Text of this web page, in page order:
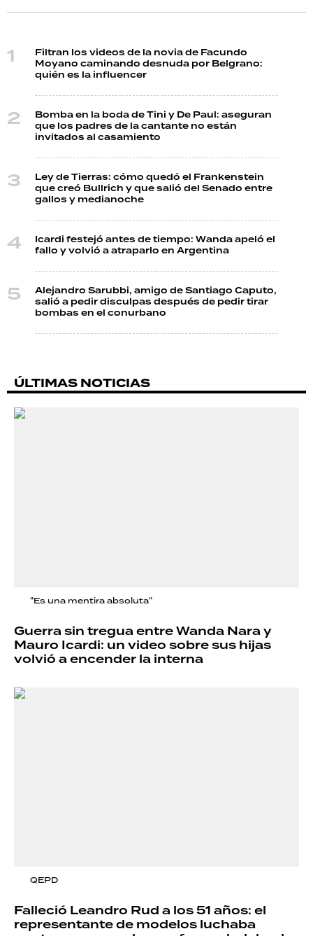
Filtran los videos de la novia de Facundo
Moyano caminando desnuda por Belgrano:
quién es la influencer
Bomba en la boda de Tini y De Paul: aseguran
que los padres de la cantante no están
invitados al casamiento
Ley de Tierras: cómo quedó el Frankenstein
que creó Bullrich y que salió del Senado entre
gallos y medianoche
Icardi festejó antes de tiempo: Wanda apeló el
fallo y volvió a atraparlo en Argentina
Alejandro Sarubbi, amigo de Santiago Caputo,
salió a pedir disculpas después de pedir tirar
bombas en el conurbano
ÚLTIMAS NOTICIAS
"Es una mentira absoluta"
Guerra sin tregua entre Wanda Nara y
Mauro Icardi: un video sobre sus hijas
volvió a encender la interna
QEPD
Falleció Leandro Rud a los 51 años: el
representante de modelos luchaba